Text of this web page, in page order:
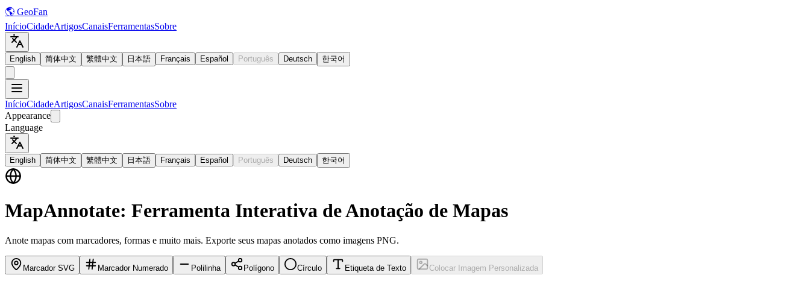
🌎 GeoFan
InícioCidadeArtigosCanaisFerramentasSobre
English 简体中文 繁體中文 日本語 Français Español Português Deutsch 한국어
InícioCidadeArtigosCanaisFerramentasSobre
Appearance
Language
English 简体中文 繁體中文 日本語 Français Español Português Deutsch 한국어
MapAnnotate: Ferramenta Interativa de Anotação de Mapas
Anote mapas com marcadores, formas e muito mais. Exporte seus mapas anotados como imagens PNG.
Marcador SVG Marcador Numerado Polilinha Polígono Círculo Etiqueta de Texto Colocar Imagem Personalizada